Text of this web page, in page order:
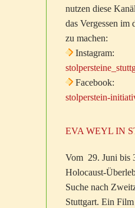
nutzen diese
das Vergessen im
zu machen:
Instagram:
Facebook:
stolperstein-
EVA WEYL IN
Vom 29. Juni bis
Holocaust-
Suche nach
Stuttgart. Ein